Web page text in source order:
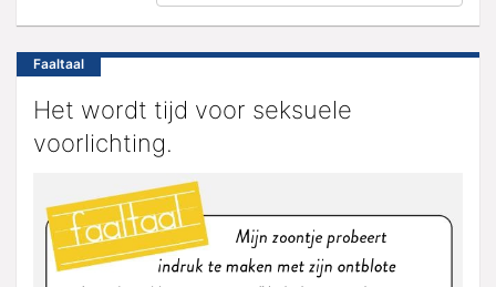
Faaltaal
Het wordt tijd voor seksuele
voorlichting.